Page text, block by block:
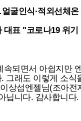
굴인식·적외선체
대표 "코로나19 위기
속되면서 아쉽지만
그래도 이렇게 소식
상섭엔젤님(조아전
닙니다. 감사합니다.